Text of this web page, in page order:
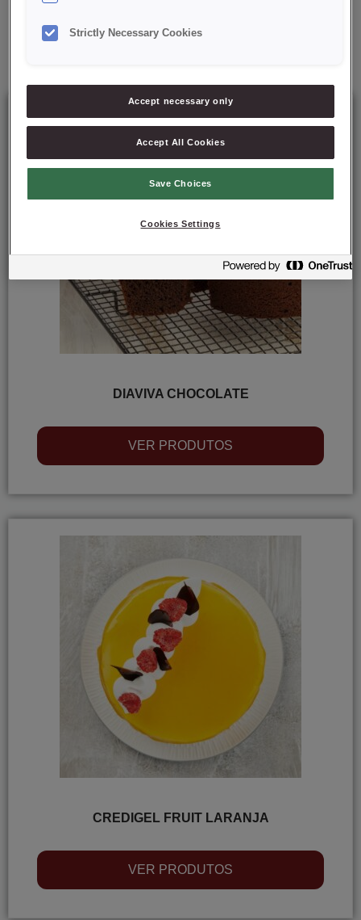
Mais soluções para si
DIAVIVA CHOCOLATE
VER PRODUTOS
CREDIGEL FRUIT LARANJA
VER PRODUTOS
Strictly Necessary Cookies
Accept necessary only
Accept All Cookies
Save Choices
Cookies Settings